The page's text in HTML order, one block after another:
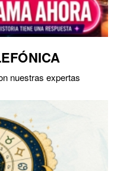
nuestras expertas